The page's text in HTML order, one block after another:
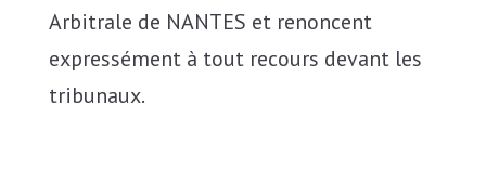
Arbitrale de NANTES et renoncent
expressément à tout recours devant les
tribunaux.